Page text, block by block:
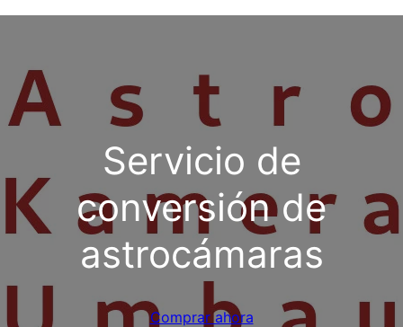
Servicio de
conversión de
astrocámaras
Comprar ahora